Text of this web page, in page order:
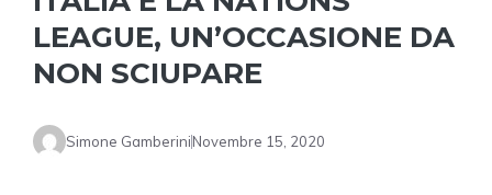
LEAGUE, UN’OCCASIONE DA
NON SCIUPARE
Simone GamberiniNovembre 15, 2020